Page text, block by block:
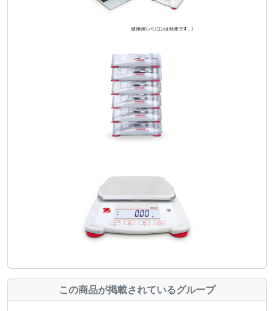
この商品が掲載されているグループ